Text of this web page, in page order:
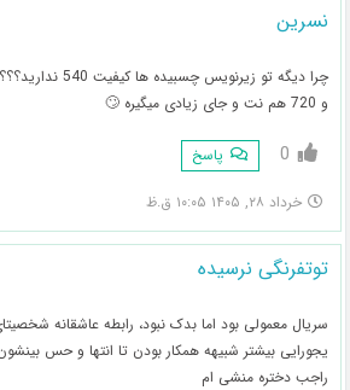
نسرین
و 720 هم نت و جای زیادی میگیره 🙄
0 پاسخ
خرداد ۲۸, ۱۴۰۵ ۱۰:۰۵ ق.ظ
توتفرنگی نرسیده
سریال معمولی بود اما بدک نبود، رابطه عاشقانه
یجورایی بیشتر شبیهه همکار بودن تا انتها و حس
راجب دختره منشی ام